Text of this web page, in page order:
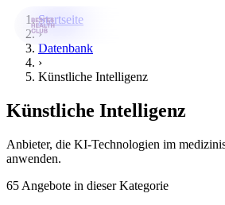
Über uns
Für Unternehmen
Startseite
›
Datenbank
›
Künstliche Intelligenz
Künstliche Intelligenz
Anbieter, die KI-Technologien im
anwenden.
65 Angebote in dieser Kategorie